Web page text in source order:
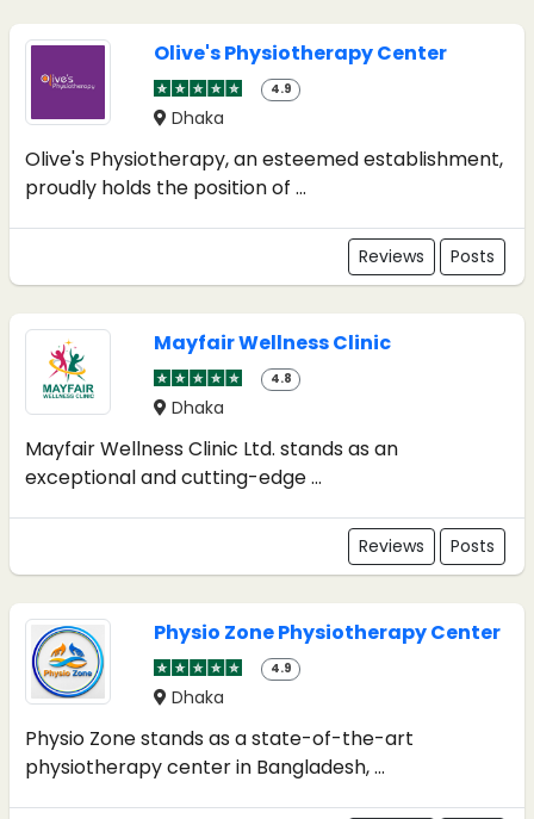
Olive's Physiotherapy Center
4.9
Dhaka
Olive's Physiotherapy, an esteemed establishment,
proudly holds the position of ...
Reviews Posts
Mayfair Wellness Clinic
4.8
Dhaka
Mayfair Wellness Clinic Ltd. stands as an
exceptional and cutting-edge ...
Reviews Posts
Physio Zone Physiotherapy Center
4.9
Dhaka
Physio Zone stands as a state-of-the-art
physiotherapy center in Bangladesh, ...